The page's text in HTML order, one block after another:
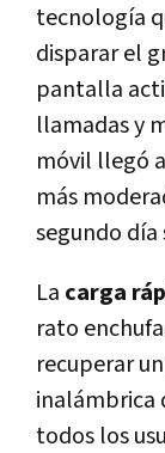
tecnología
disparar el
pantalla
llamadas y
móvil llegó
más
segundo
La carga
rato
recuperar
inalámbrica
todos los